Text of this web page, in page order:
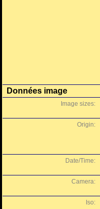
Données image
Image sizes:
Origin:
Date/Time:
Camera:
Iso: